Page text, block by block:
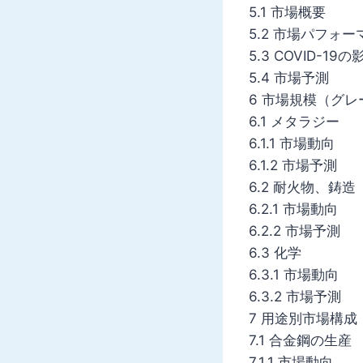
5.1 市場概要
5.2 市場パフォー
5.3 COVID-19の
5.4 市場予測
6 市場規模（グレ
6.1 メタラジー
6.1.1 市場動向
6.1.2 市場予測
6.2 耐火物、鋳造
6.2.1 市場動向
6.2.2 市場予測
6.3 化学
6.3.1 市場動向
6.3.2 市場予測
7 用途別市場構成
7.1 合金鋼の生産